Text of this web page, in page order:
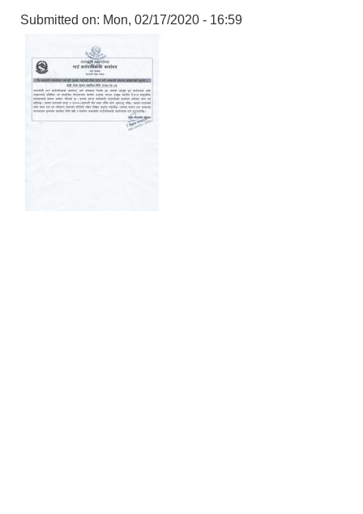
Submitted on: Mon, 02/17/2020 - 16:59